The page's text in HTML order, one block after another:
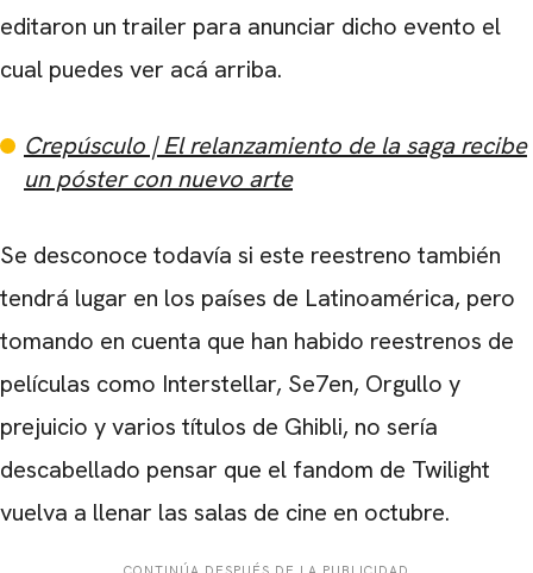
editaron un trailer para anunciar dicho evento el
cual puedes ver acá arriba.
Crepúsculo | El relanzamiento de la saga recibe
un póster con nuevo arte
Se desconoce todavía si este reestreno también
tendrá lugar en los países de Latinoamérica, pero
tomando en cuenta que han habido reestrenos de
películas como Interstellar, Se7en, Orgullo y
prejuicio y varios títulos de Ghibli, no sería
descabellado pensar que el fandom de Twilight
vuelva a llenar las salas de cine en octubre.